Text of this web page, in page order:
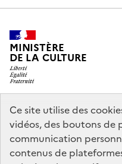
Ce site utilise des
vidéos, des boutons de
communication
contenus de
MINISTÈRE
DE LA CULTURE
legifrance.gouv.fr
service-public.gouv.fr